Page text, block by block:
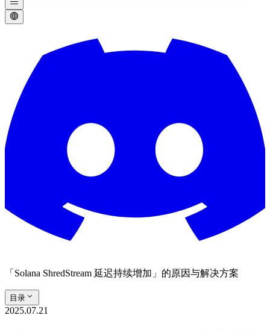
「Solana ShredStream 延迟持续增加」的原因与解决方案
目录
2025.07.21